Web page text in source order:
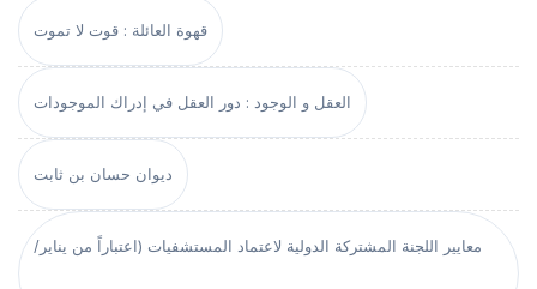
قهوة العائلة : قوت لا تموت
العقل و الوجود : دور العقل في إدراك الموجودات
ديوان حسان بن ثابت
معايير اللجنة المشتركة الدولية لاعتماد المستشفيات (اعتباراً من يناير/